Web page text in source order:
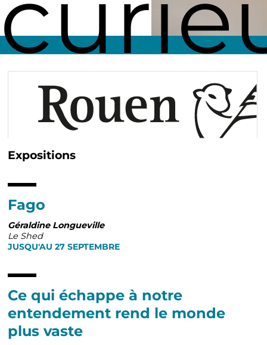
Fil
d'Ariane
Expositions
Fago
Géraldine Longueville
Le Shed
JUSQU'AU 27 SEPTEMBRE
Ce qui échappe à notre
entendement rend le monde
plus vaste